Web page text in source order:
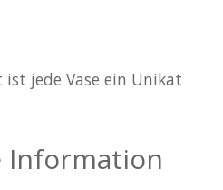
jede Vase ein Unikat
Information